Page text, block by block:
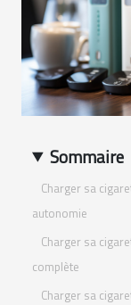
Sommaire
Charger sa
autonomie
Charger sa
complète
Charger sa